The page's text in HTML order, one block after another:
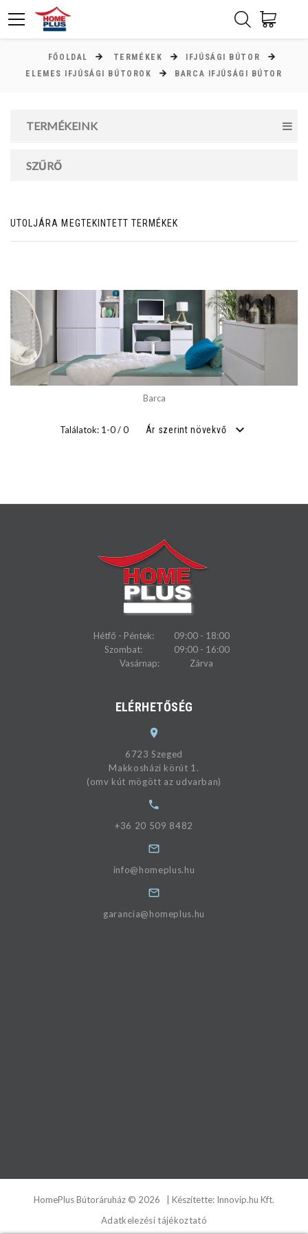
FŐOLDAL TERMÉKEK
IFJÚSÁGI BÚTOR
ELEMES IFJÚSÁGI BÚTOROK
BARCA IFJÚSÁGI BÚTOR
TERMÉKEINK
SZŰRŐ
UTOLJÁRA MEGTEKINTETT TERMÉKEK
Barca
Találatok: 1-0 / 0 Ár szerint növekvő
Hétfő - Péntek:
09:00 - 18:00
Szombat:
09:00 - 16:00
Vasárnap:
Zárva
ELÉRHETŐSÉG
6723 Szeged
Makkosházi körút 1.
(omv kút mögött az udvarban)
+36 20 509 8482
info@homeplus.hu
garancia@homeplus.hu
HomePlus Bútoráruház © 2026 | Készítette: Innovip.hu Kft.
Adatkelezési tájékoztató